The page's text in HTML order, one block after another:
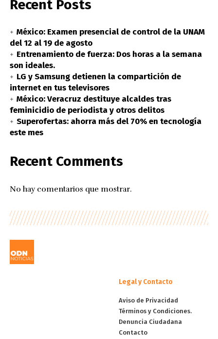
Recent Posts
México: Examen presencial de control de la UNAM
del 12 al 19 de agosto
Entrenamiento de fuerza: Dos horas a la semana
son ideales.
LG y Samsung detienen la compartición de
internet en tus televisores
México: Veracruz destituye alcaldes tras
feminicidio de periodista y otros delitos
Superofertas: ahorra más del 70% en tecnología
este mes
Recent Comments
No hay comentarios que mostrar.
Legal y Contacto
Aviso de Privacidad
Términos y Condiciones.
Denuncia Ciudadana
Contacto